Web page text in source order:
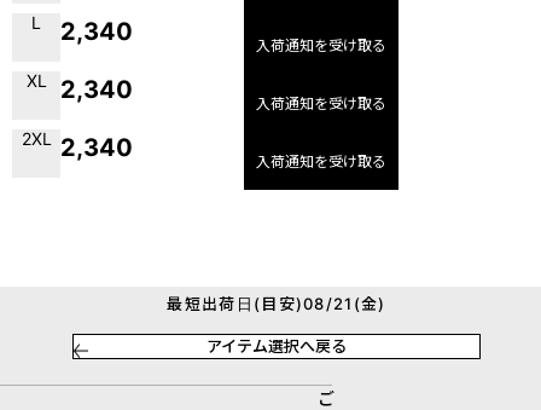
L 2,340 入荷通知を受け取る
XL 2,340 入荷通知を受け取る
2XL 2,340 入荷通知を受け取る
最短出荷日(目安)08/21(金)
アイテム選択へ戻る
ご